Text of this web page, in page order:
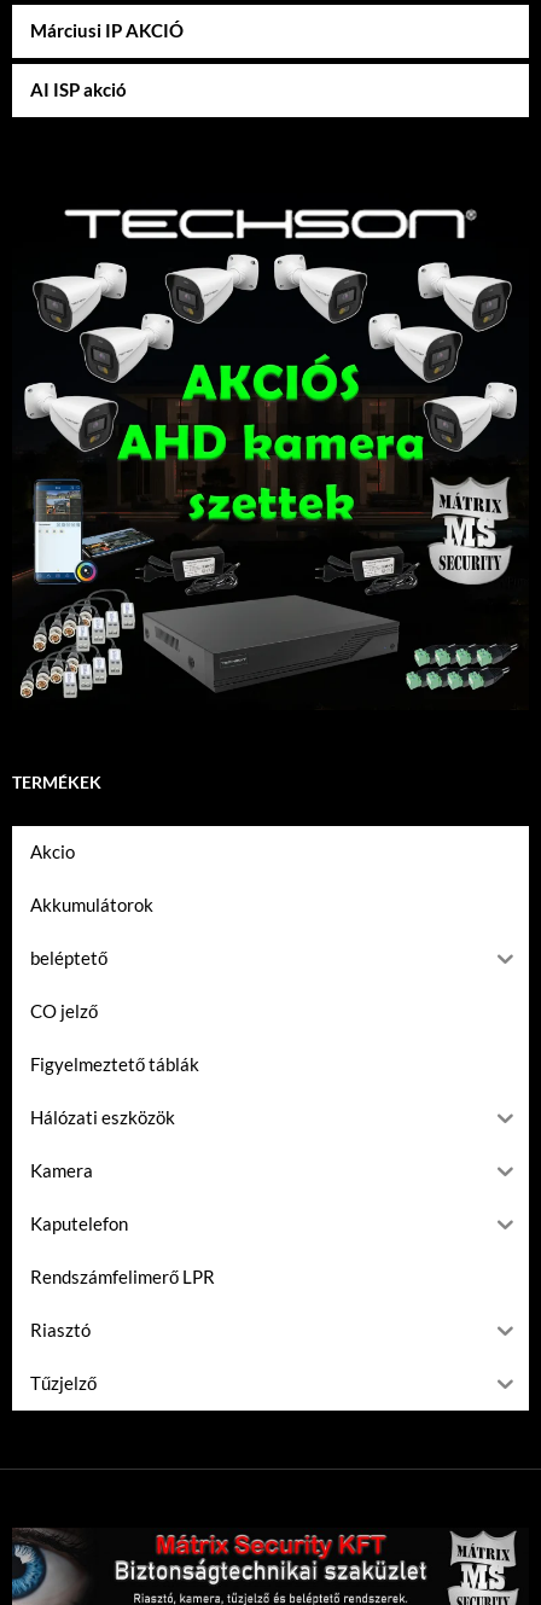
Márciusi IP AKCIÓ
AI ISP akció
TERMÉKEK
Akcio
Akkumulátorok
beléptető
CO jelző
Figyelmeztető táblák
Hálózati eszközök
Kamera
Kaputelefon
Rendszámfelimerő LPR
Riasztó
Tűzjelző